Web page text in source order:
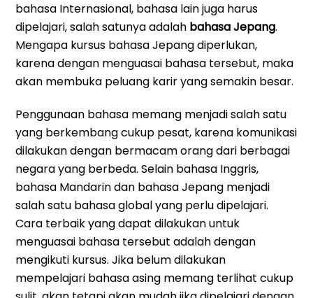
bahasa Internasional, bahasa lain juga harus
dipelajari, salah satunya adalah bahasa Jepang.
Mengapa kursus bahasa Jepang diperlukan,
karena dengan menguasai bahasa tersebut, maka
akan membuka peluang karir yang semakin besar.
Penggunaan bahasa memang menjadi salah satu
yang berkembang cukup pesat, karena komunikasi
dilakukan dengan bermacam orang dari berbagai
negara yang berbeda. Selain bahasa Inggris,
bahasa Mandarin dan bahasa Jepang menjadi
salah satu bahasa global yang perlu dipelajari.
Cara terbaik yang dapat dilakukan untuk
menguasai bahasa tersebut adalah dengan
mengikuti kursus. Jika belum dilakukan
mempelajari bahasa asing memang terlihat cukup